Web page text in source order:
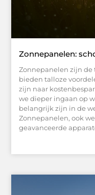
Zonnepanelen:
Zonnepanelen zijn de
bieden talloze
zijn naar
we dieper ingaan op
belangrijk zijn in de
Zonnepanelen, ook
geavanceerde